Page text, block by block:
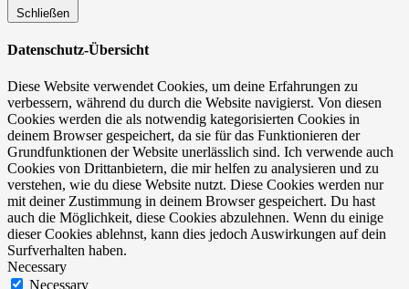
Schließen
Datenschutz-Übersicht
Diese Website verwendet Cookies, um deine Erfahrungen zu
verbessern, während du durch die Website navigierst. Von diesen
Cookies werden die als notwendig kategorisierten Cookies in
deinem Browser gespeichert, da sie für das Funktionieren der
Grundfunktionen der Website unerlässlich sind. Ich verwende auch
Cookies von Drittanbietern, die mir helfen zu analysieren und zu
verstehen, wie du diese Website nutzt. Diese Cookies werden nur
mit deiner Zustimmung in deinem Browser gespeichert. Du hast
auch die Möglichkeit, diese Cookies abzulehnen. Wenn du einige
dieser Cookies ablehnst, kann dies jedoch Auswirkungen auf dein
Surfverhalten haben.
Necessary
Necessary